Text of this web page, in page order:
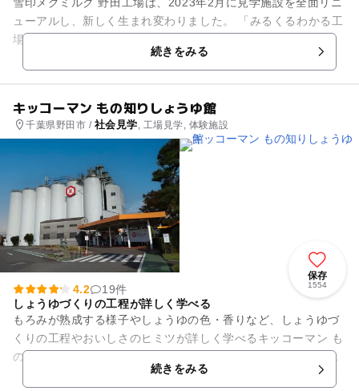
ューアルし、新しく生まれ変わりました。 「みるくるわかる工
場見学」は、“ミルクのぜんぶ、まるわかり工場”をテーマに、
続きをみる
キッコーマン もの知りしょうゆ館
千葉県野田市 / 社会見学, 工場見学, 体験施設
保存
1554
4.2
19件
しょうゆづくりの工程が詳しく学べる
もろみが熟成する様子やしょうゆの色・香りなど、しょうゆづ
くりの工程やおいしさのヒミツが詳しく学べるキッコーマン も
の知りしょうゆ館。ロビーには大きな「しぼりたて生しょう
ゆ」のボトルが鎮座していま...続きをみる